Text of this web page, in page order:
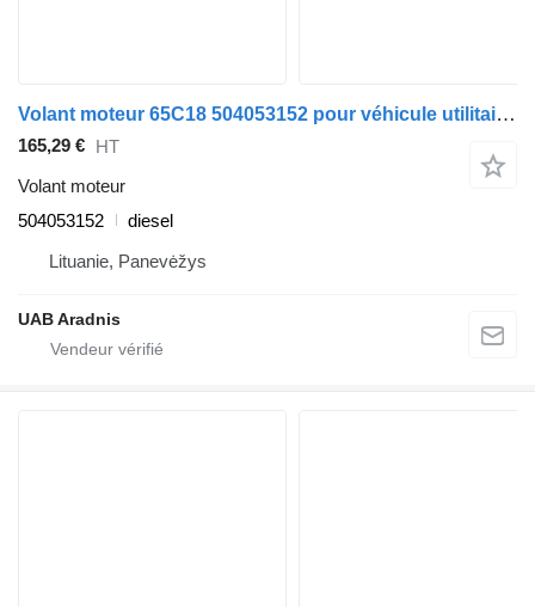
Volant moteur 65C18 504053152 pour véhicule utilitaire IVECO DAILY IV
165,29 € HT
Volant moteur
504053152
diesel
Lituanie, Panevėžys
UAB Aradnis